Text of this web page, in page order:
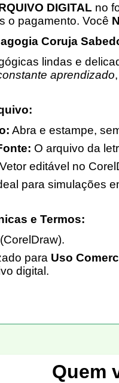
DIGITAL no
o pagamento. Você
Coruja
lindas e
aprendizado
Abra e estampe,
O arquivo da
Vetor editável no
para simulações
e Termos:
para Uso
digital.
Quem